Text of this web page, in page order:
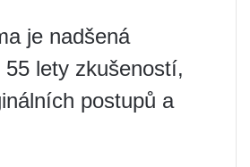
je nadšená
lety zkušeností,
postupů a